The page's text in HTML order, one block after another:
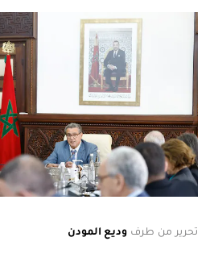
تحرير من طرف وديع المودن